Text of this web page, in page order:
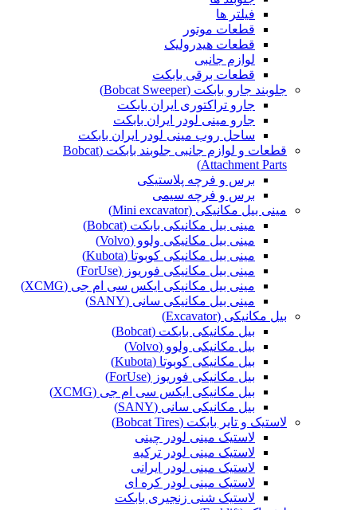
فیلتر ها
قطعات موتور
قطعات هیدرولیک
لوازم جانبی
قطعات برقی بابکت
جلوبند جارو بابکت (Bobcat Sweeper)
جارو تراکتوری ایران بابکت
جارو مینی لودر ایران بابکت
ساحل روب مینی لودر ایران بابکت
قطعات و لوازم جانبی جلوبند بابکت (Bobcat
Attachment Parts)
برس و فرچه پلاستیکی
برس و فرچه سیمی
مینی بیل مکانیکی (Mini excavator)
مینی بیل مکانیکی بابکت (Bobcat)
مینی بیل مکانیکی ولوو (Volvo)
مینی بیل مکانیکی کوبوتا (Kubota)
مینی بیل مکانیکی فوریوز (ForUse)
مینی بیل مکانیکی ایکس سی ام جی (XCMG)
مینی بیل مکانیکی سانی (SANY)
بیل مکانیکی (Excavator)
بیل مکانیکی بابکت (Bobcat)
بیل مکانیکی ولوو (Volvo)
بیل مکانیکی کوبوتا (Kubota)
بیل مکانیکی فوریوز (ForUse)
بیل مکانیکی ایکس سی ام جی (XCMG)
بیل مکانیکی سانی (SANY)
لاستیک و تایر بابکت (Bobcat Tires)
لاستیک مینی لودر چینی
لاستیک مینی لودر ترکیه
لاستیک مینی لودر ایرانی
لاستیک مینی لودر کره ای
لاستیک شنی زنجیری بابکت